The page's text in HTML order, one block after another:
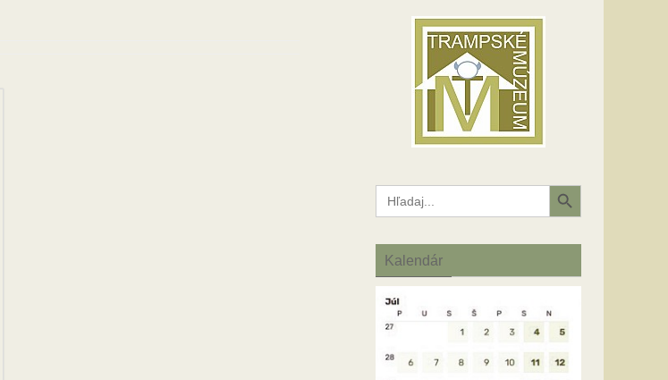
Search
for:
Search Button
Kalendár